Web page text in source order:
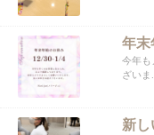
年末
今年も
ざいま...
新し